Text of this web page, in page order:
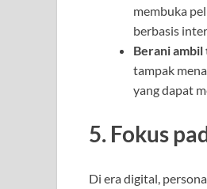
membuka
berbasis
Berani ambil
tampak
yang dapat
5. Fokus
Di era digital,